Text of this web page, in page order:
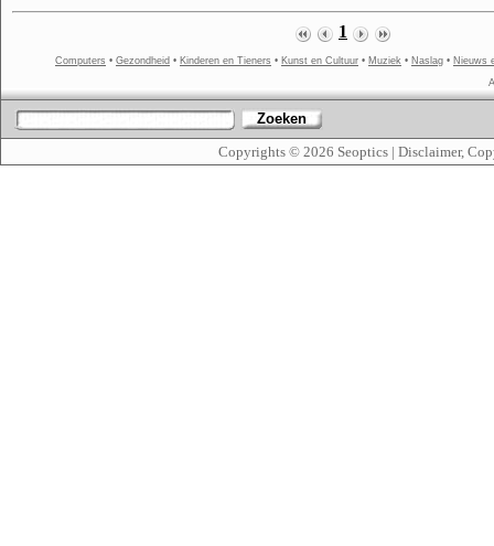
1
Computers • Gezondheid • Kinderen en Tieners • Kunst en Cultuur • Muziek • Naslag • Nieuws
Zoeken
Copyrights © 2026 Seoptics | Disclaimer,